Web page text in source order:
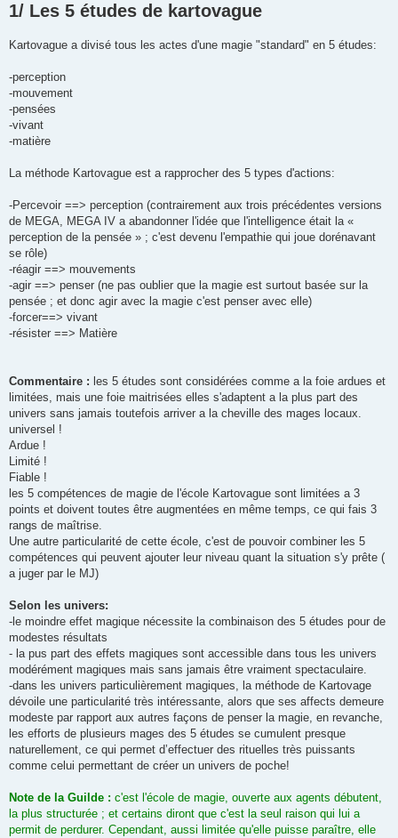
1/ Les 5 études de kartovague
Kartovague a divisé tous les actes d'une magie "standard" en 5 études:
-perception
-mouvement
-pensées
-vivant
-matière
La méthode Kartovague est a rapprocher des 5 types d'actions:
-Percevoir ==> perception (contrairement aux trois précédentes versions
de MEGA, MEGA IV a abandonner l'idée que l'intelligence était la «
perception de la pensée » ; c'est devenu l'empathie qui joue dorénavant
se rôle)
-réagir ==> mouvements
-agir ==> penser (ne pas oublier que la magie est surtout basée sur la
pensée ; et donc agir avec la magie c'est penser avec elle)
-forcer==> vivant
-résister ==> Matière
Commentaire : les 5 études sont considérées comme a la foie ardues et
limitées, mais une foie maitrisées elles s'adaptent a la plus part des
univers sans jamais toutefois arriver a la cheville des mages locaux.
universel !
Ardue !
Limité !
Fiable !
les 5 compétences de magie de l'école Kartovague sont limitées a 3
points et doivent toutes être augmentées en même temps, ce qui fais 3
rangs de maîtrise.
Une autre particularité de cette école, c'est de pouvoir combiner les 5
compétences qui peuvent ajouter leur niveau quant la situation s'y prête (
a juger par le MJ)
Selon les univers:
-le moindre effet magique nécessite la combinaison des 5 études pour de
modestes résultats
- la pus part des effets magiques sont accessible dans tous les univers
modérément magiques mais sans jamais être vraiment spectaculaire.
-dans les univers particulièrement magiques, la méthode de Kartovage
dévoile une particularité très intéressante, alors que ses affects demeure
modeste par rapport aux autres façons de penser la magie, en revanche,
les efforts de plusieurs mages des 5 études se cumulent presque
naturellement, ce qui permet d’effectuer des rituelles très puissants
comme celui permettant de créer un univers de poche!
Note de la Guilde : c'est l'école de magie, ouverte aux agents débutent,
la plus structurée ; et certains diront que c'est la seul raison qui lui a
permit de perdurer. Cependant, aussi limitée qu'elle puisse paraître, elle